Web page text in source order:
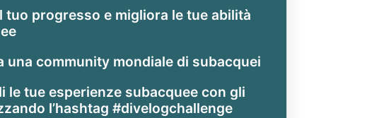
tuo progresso e migliora le tue abilità
una community mondiale di subacquei
le tue esperienze subacquee con gli
l’hashtag #divelogchallenge